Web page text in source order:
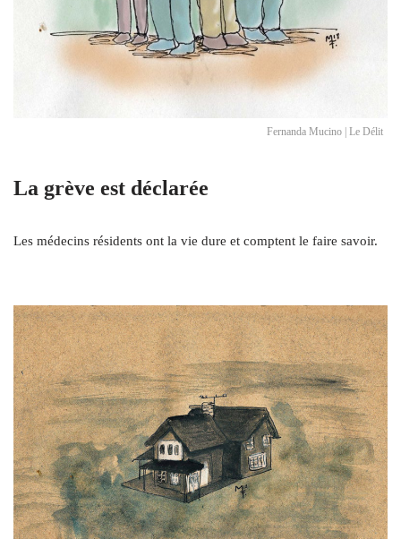
Fernanda Mucino | Le Délit
La grève est déclarée
Les médecins résidents ont la vie dure et comptent le faire savoir.